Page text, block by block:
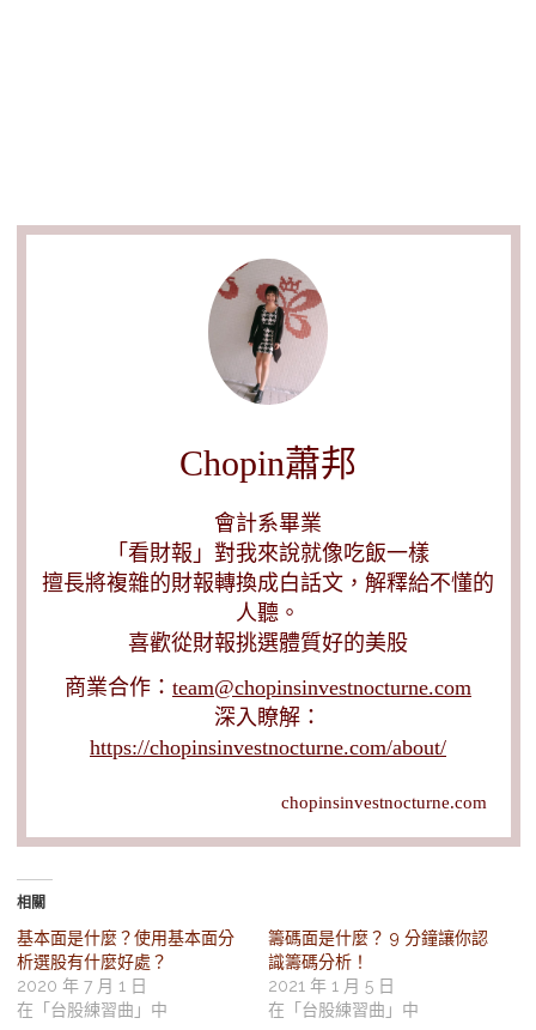
Chopin蕭邦
會計系畢業
「看財報」對我來說就像吃飯一樣
擅長將複雜的財報轉換成白話文，解釋給不懂的
人聽。
喜歡從財報挑選體質好的美股
商業合作： team@chopinsinvestnocturne.com
深入瞭解：
https://chopinsinvestnocturne.com/about/
chopinsinvestnocturne.com
相關
基本面是什麼？使用基本面分
析選股有什麼好處？
2020 年 7 月 1 日
在「台股練習曲」中
籌碼面是什麼？ 9 分鐘讓你認
識籌碼分析！
2021 年 1 月 5 日
在「台股練習曲」中